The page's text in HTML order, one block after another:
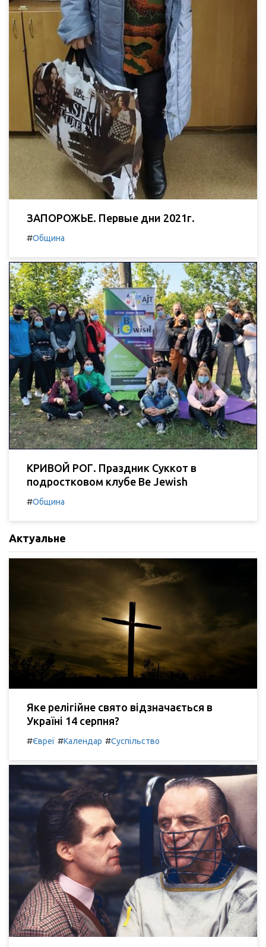
ЗАПОРОЖЬЕ. Первые дни 2021г.
#Община
КРИВОЙ РОГ. Праздник Суккот в
подростковом клубе Be Jewish
#Община
Актуальне
Яке релігійне свято відзначається в
Україні 14 серпня?
#Євреї #Календар #Суспільство